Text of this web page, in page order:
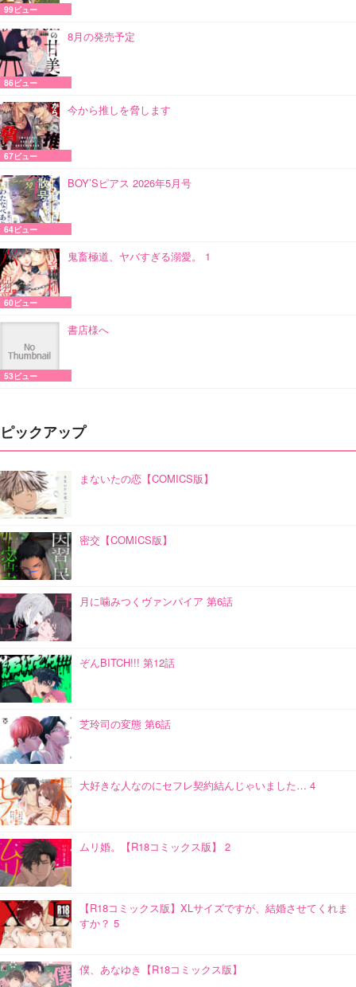
99ビュー
8月の発売予定
86ビュー
今から推しを脅します
67ビュー
BOY’Sピアス 2026年5月号
64ビュー
鬼畜極道、ヤバすぎる溺愛。 1
60ビュー
書店様へ
53ビュー
ピックアップ
まないたの恋【COMICS版】
密交【COMICS版】
月に噛みつくヴァンパイア 第6話
ぞんBITCH!!! 第12話
芝玲司の変態 第6話
大好きな人なのにセフレ契約結んじゃいました… 4
ムリ婚。【R18コミックス版】 2
【R18コミックス版】XLサイズですが、結婚させてくれま
すか？ 5
僕、あなゆき【R18コミックス版】